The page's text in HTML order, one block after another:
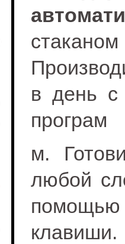
в день с
програм
м.
любой
помощью